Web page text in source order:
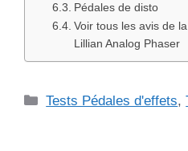
Pédales de disto
Voir tous les avis de
Lillian Analog Phaser
Catégories
Tests Pédales d'effets,